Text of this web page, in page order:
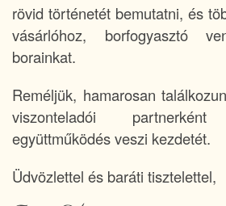
rövid történetét bemutatni, és
vásárlóhoz, borfogyasztó
borainkat.
Reméljük, hamarosan
viszonteladói
együttműködés veszi kezdetét.
Üdvözlettel és baráti tisztelettel,